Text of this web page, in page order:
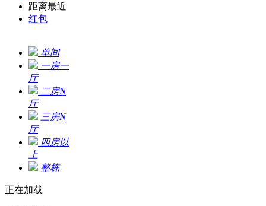
距离最近
红包
单间
一房一
厅
二房N
厅
三房N
厅
四房以
上
整栋
正在加载